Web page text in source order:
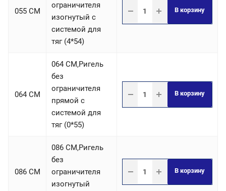
055 СM
ограничителя
изогнутый с
системой для
тяг (4*54)
В корзину
064 СM
064 СM,Ригель
без
ограничителя
прямой с
системой для
тяг (0*55)
В корзину
086 СM
086 СM,Ригель
без
ограничителя
изогнутый
В корзину